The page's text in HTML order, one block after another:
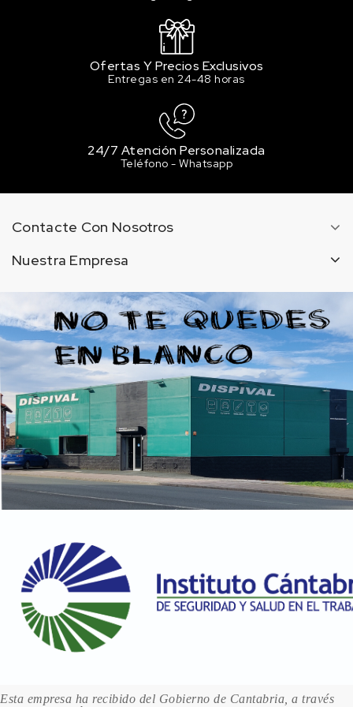
Ofertas Y Precios Exclusivos
Entregas en 24-48 horas
24/7 Atención Personalizada
Teléfono - Whatsapp
Contacte Con Nosotros
Nuestra Empresa
Esta empresa ha recibido del Gobierno de Cantabria, a través